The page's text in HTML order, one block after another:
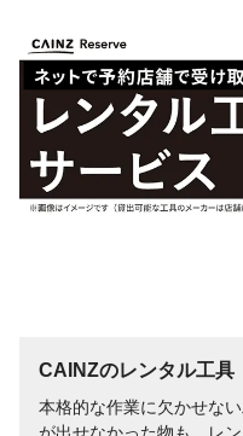
CAINZのレンタル工具
本格的な作業に欠かせな